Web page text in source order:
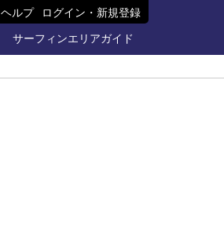
ヘルプ ログイン・新規登録
サーフィンエリアガイド